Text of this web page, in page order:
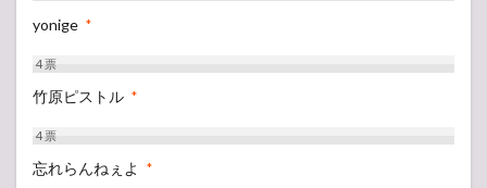
yonige *
4票
竹原ピストル *
4票
忘れらんねぇよ *